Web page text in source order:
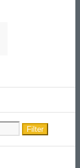
Filter